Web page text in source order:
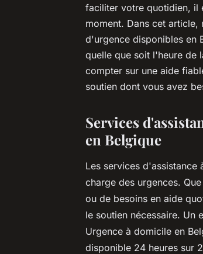
faciliter votre quotidien, il
moment. Dans cet
d'urgence disponibles en
quelle que soit l'heure de
compter sur une aide
soutien dont vous avez
Services
en Belgique
Les services d'assistance
charge des urgences.
ou de besoins en aide
le soutien nécessaire. Un
Urgence à domicile en
disponible 24 heures sur